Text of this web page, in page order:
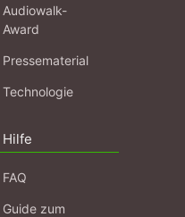
Audiowalk-
Award
Pressematerial
Technologie
Hilfe
FAQ
Guide zum